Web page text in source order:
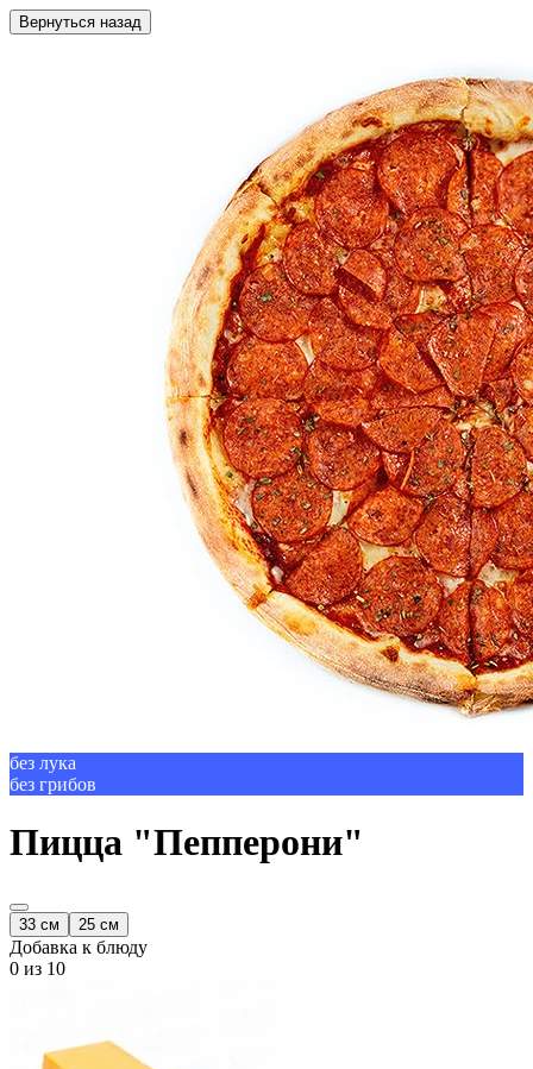
Вернуться назад
без лука
без грибов
Пицца "Пепперони"
33 см 25 см
Добавка к блюду
0 из 10